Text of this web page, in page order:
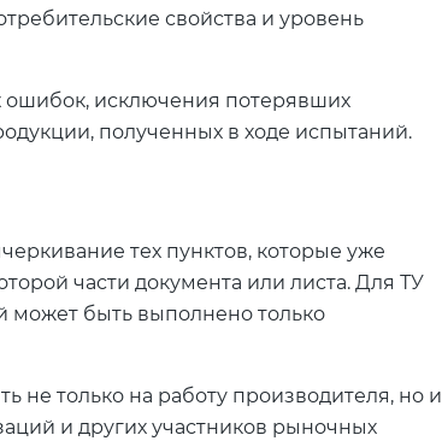
свойства и уровень
ошибок, исключения потерявших
полученных в ходе испытаний.
тех пунктов, которые уже
части документа или листа. Для ТУ
может быть выполнено только
не только на работу производителя, но и
и других участников рыночных